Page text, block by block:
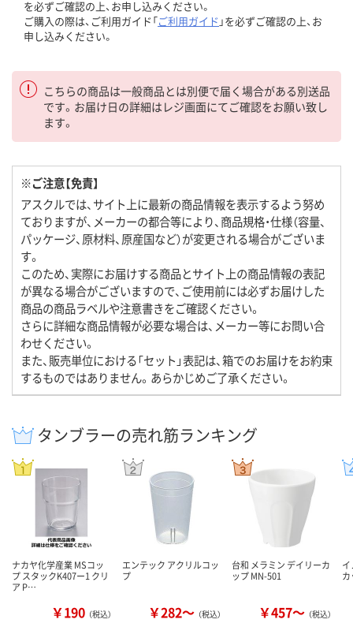
を必ずご確認の上、お申し込みください。
ご購入の際は、ご利用ガイド「ご利用ガイド 」を必ずご確認の上、お
申し込みください。
こちらの商品は一般商品とは別便で届く場合がある別送品
です。お届け日の詳細はレジ画面にてご確認をお願い致し
ます。
※ご注意【免責】
アスクルでは、サイト上に最新の商品情報を表示するよう努め
ておりますが、メーカーの都合等により、商品規格・仕様（容量、
パッケージ、原材料、原産国など）が変更される場合がございま
す。
このため、実際にお届けする商品とサイト上の商品情報の表記
が異なる場合がございますので、ご使用前には必ずお届けした
商品の商品ラベルや注意書きをご確認ください。
さらに詳細な商品情報が必要な場合は、メーカー等にお問い合
わせください。
また、販売単位における「セット」表記は、箱でのお届けをお約束
するものではありません。あらかじめご了承ください。
タンブラーの売れ筋ランキング
ナカヤ化学産業 MSコッ
プ スタックK407ー1 クリ
ア P…
￥190 （税込）
エンテック アクリルコッ
プ
￥282～ （税込）
台和 メラミン デイリーカ
ップ MN-501
￥457～ （税込）